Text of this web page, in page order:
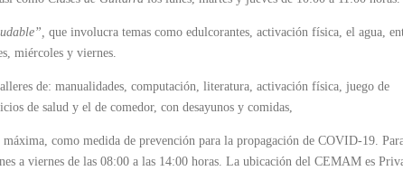
que involucra temas como edulcorantes, activación física, el agua,
miércoles y viernes.
de: manualidades, computación, literatura, activación física, juego de
de salud y el de comedor, con desayunos y comidas,
como medida de prevención para la propagación de COVID-19.
a viernes de las 08:00 a las 14:00 horas. La ubicación del CEMAM es